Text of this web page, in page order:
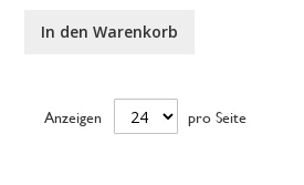
In den Warenkorb
Anzeigen pro Seite